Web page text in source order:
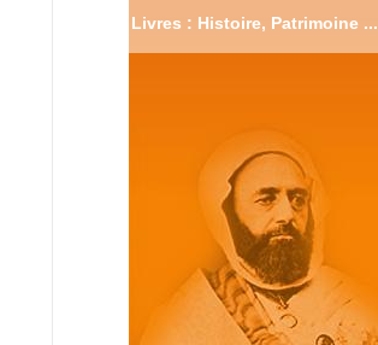
Livres : Histoire, Patrimoine ...